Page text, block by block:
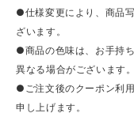
●仕様変更により、商品
ざいます。
●商品の色味は、お手持
異なる場合がございます。
●ご注文後のクーポン利
申し上げます。